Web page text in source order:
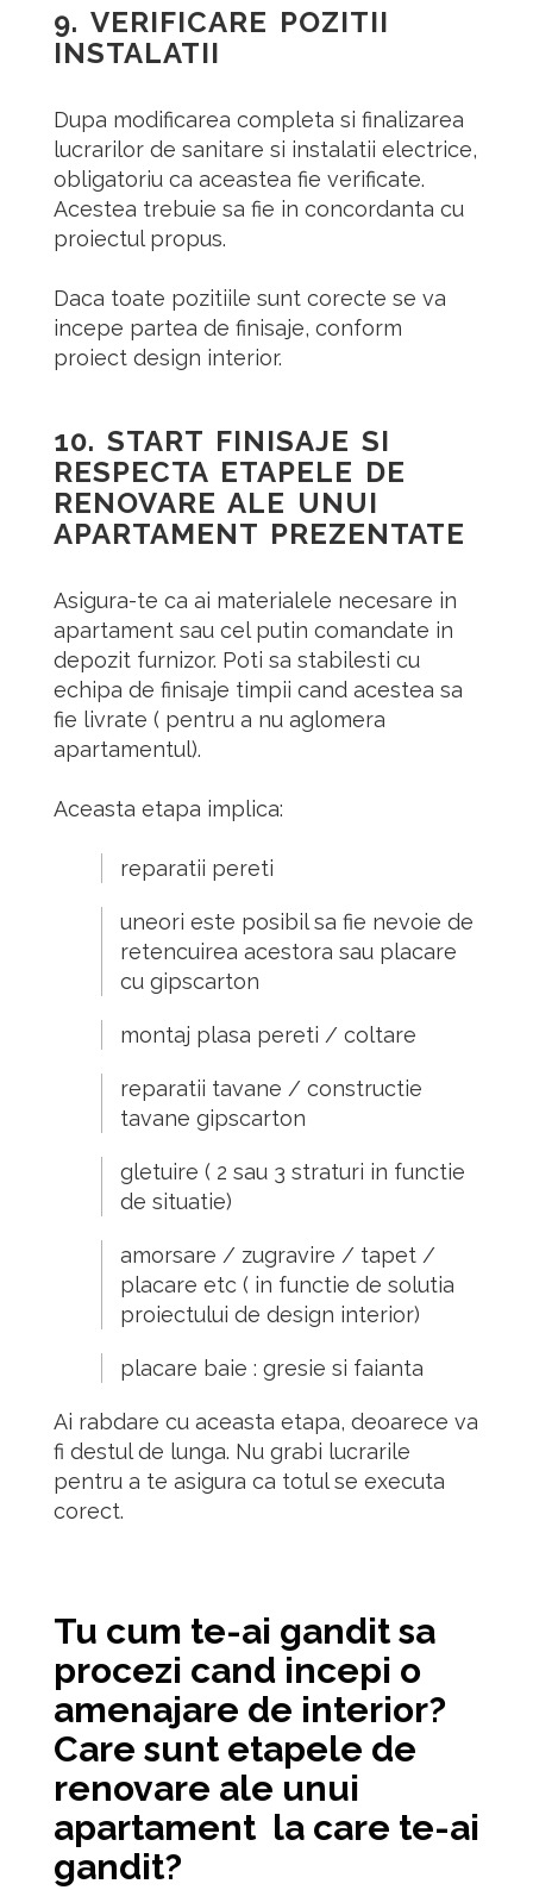
9. VERIFICARE POZITII
INSTALATII
Dupa modificarea completa si finalizarea
lucrarilor de sanitare si instalatii electrice,
obligatoriu ca aceastea fie verificate.
Acestea trebuie sa fie in concordanta cu
proiectul propus.
Daca toate pozitiile sunt corecte se va
incepe partea de finisaje, conform
proiect design interior.
10. START FINISAJE SI
RESPECTA ETAPELE DE
RENOVARE ALE UNUI
APARTAMENT PREZENTATE
Asigura-te ca ai materialele necesare in
apartament sau cel putin comandate in
depozit furnizor. Poti sa stabilesti cu
echipa de finisaje timpii cand acestea sa
fie livrate ( pentru a nu aglomera
apartamentul).
Aceasta etapa implica:
reparatii pereti
uneori este posibil sa fie nevoie de
retencuirea acestora sau placare
cu gipscarton
montaj plasa pereti / coltare
reparatii tavane / constructie
tavane gipscarton
gletuire ( 2 sau 3 straturi in functie
de situatie)
amorsare / zugravire / tapet /
placare etc ( in functie de solutia
proiectului de design interior)
placare baie : gresie si faianta
Ai rabdare cu aceasta etapa, deoarece va
fi destul de lunga. Nu grabi lucrarile
pentru a te asigura ca totul se executa
corect.
Tu cum te-ai gandit sa
procezi cand incepi o
amenajare de interior?
Care sunt etapele de
renovare ale unui
apartament la care te-ai
gandit?